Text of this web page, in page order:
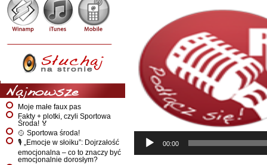
Najnowsze
Moje małe faux pas
Fakty + plotki, czyli Sportowa
Środa! 🏅
🥎 Sportowa środa!
🎙️ „Emocje w słoiku”: Dojrzałość
emocjonalna – co to znaczy być
emocjonalnie dorosłym?
00:00